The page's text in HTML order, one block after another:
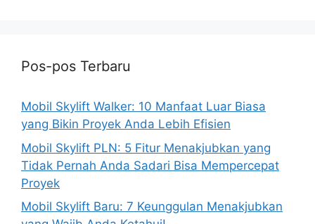
Pos-pos Terbaru
Mobil Skylift Walker: 10 Manfaat Luar Biasa
yang Bikin Proyek Anda Lebih Efisien
Mobil Skylift PLN: 5 Fitur Menakjubkan yang
Tidak Pernah Anda Sadari Bisa Mempercepat
Proyek
Mobil Skylift Baru: 7 Keunggulan Menakjubkan